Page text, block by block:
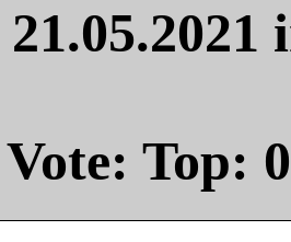
Vote: Top: 0